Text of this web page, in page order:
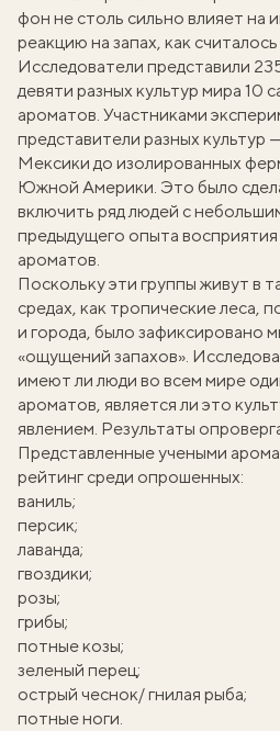
фон не столь сильно влияет на
реакцию на запах, как
Исследователи представили
девяти разных культур мира 10
ароматов. Участниками
представители разных культур
Мексики до изолированных
Южной Америки. Это было
включить ряд людей с
предыдущего опыта восприятия
ароматов.
Поскольку эти группы живут в
средах, как тропические леса,
и города, было зафиксировано
«ощущений запахов».
имеют ли люди во всем мире
ароматов, является ли это
явлением. Результаты
Представленные учеными
рейтинг среди опрошенных:
ваниль;
персик;
лаванда;
гвоздики;
розы;
грибы;
потные козы;
зеленый перец;
острый чеснок/ гнилая рыба;
потные ноги.